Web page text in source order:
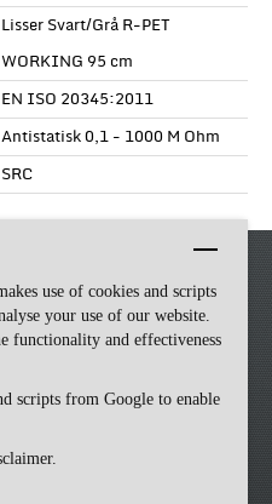
use of cookies and scripts
your use of our website.
functionality and effectiveness
scripts from Google to enable
Lisser Svart/Grå R-PET
WORKING 95 cm
EN ISO 20345:2011
Antistatisk 0,1 - 1000 M Ohm
SRC